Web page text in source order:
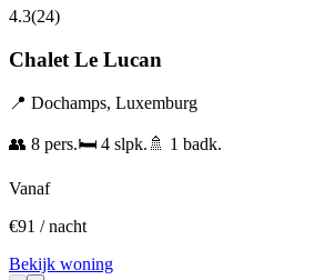
4.3(24)
Chalet Le Lucan
📍 Dochamps, Luxemburg
👥 8 pers.🛏️ 4 slpk. 🚿 1 badk.
Vanaf
€91 / nacht
Bekijk woning